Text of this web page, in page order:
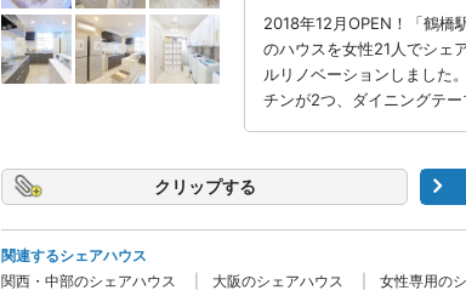
2018年12月OPEN！「鶴橋
のハウスを女性21人でシェ
ルリノベーションしました
チンが2つ、ダイニングテ
クリップ
関連するシェアハウス
関西・中部のシェアハウス
大阪のシェアハウス 女性専用の